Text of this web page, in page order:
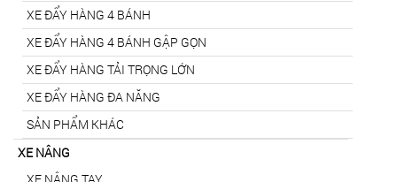
XE ĐẨY HÀNG 4 BÁNH
XE ĐẨY HÀNG 4 BÁNH GẬP GỌN
XE ĐẨY HÀNG TẢI TRỌNG LỚN
XE ĐẨY HÀNG ĐA NĂNG
SẢN PHẨM KHÁC
XE NÂNG